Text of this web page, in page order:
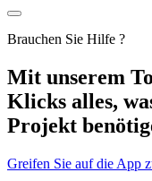
Brauchen Sie Hilfe ?
Mit unserem
Klicks alles,
Projekt
Greifen Sie auf die App